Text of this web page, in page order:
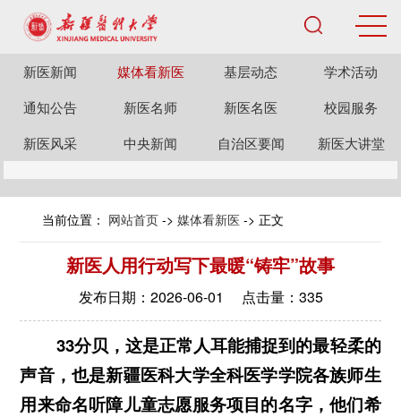
新医新闻 媒体看新医 基层动态
学术活动
通知公告
新医名师 新医名医
校园服务
新医风采
中央新闻 自治区要闻 新医大讲堂
当前位置： 网站首页 ->媒体看新医 -> 正文
新医人用行动写下最暖“铸牢”故事
发布日期：2026-06-01 点击量： 335
33分贝，这是正常人耳能捕捉到的最轻柔的
声音，也是新疆医科大学全科医学学院各族师生
用来命名听障儿童志愿服务项目的名字，他们希